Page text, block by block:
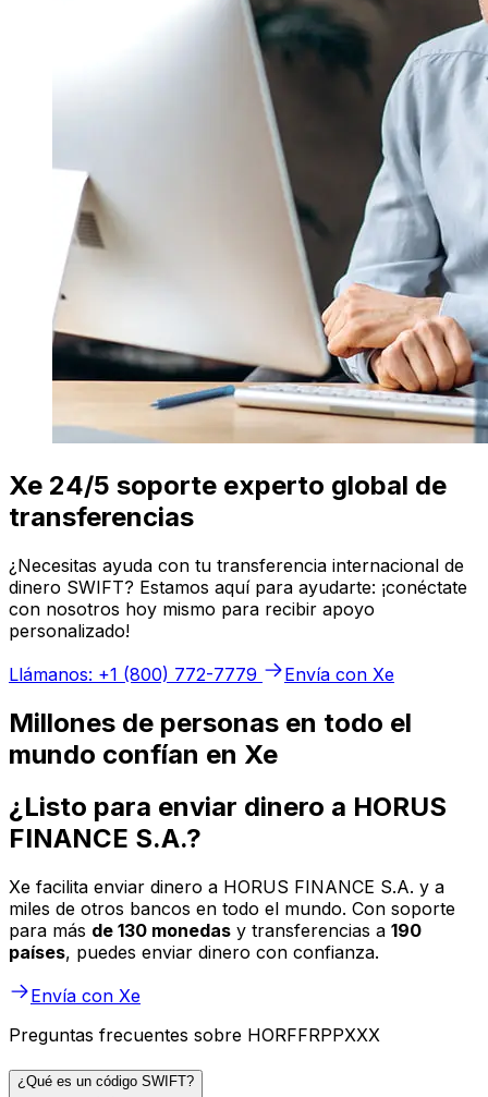
Xe 24/5 soporte experto global de
transferencias
¿Necesitas ayuda con tu transferencia internacional de
dinero SWIFT? Estamos aquí para ayudarte: ¡conéctate
con nosotros hoy mismo para recibir apoyo
personalizado!
Llámanos: +1 (800) 772-7779
Envía con Xe
Millones de personas en todo el
mundo confían en Xe
¿Listo para enviar dinero a HORUS
FINANCE S.A.?
Xe facilita enviar dinero a HORUS FINANCE S.A. y a
miles de otros bancos en todo el mundo. Con soporte
para más de 130 monedas y transferencias a 190
países, puedes enviar dinero con confianza.
Envía con Xe
Preguntas frecuentes sobre HORFFRPPXXX
¿Qué es un código SWIFT?